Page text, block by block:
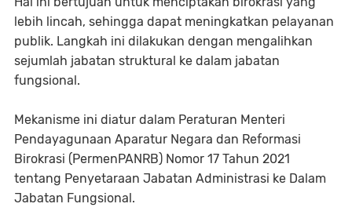
lebih lincah, sehingga dapat meningkatkan pelayanan
publik. Langkah ini dilakukan dengan mengalihkan
sejumlah jabatan struktural ke dalam jabatan
fungsional.
Mekanisme ini diatur dalam Peraturan Menteri
Pendayagunaan Aparatur Negara dan Reformasi
Birokrasi (PermenPANRB) Nomor 17 Tahun 2021
tentang Penyetaraan Jabatan Administrasi ke Dalam
Jabatan Fungsional.